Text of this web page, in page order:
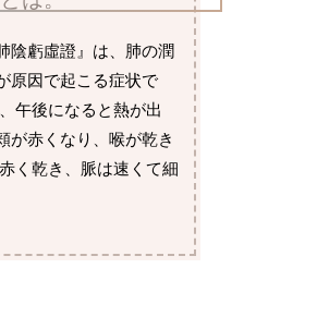
陰虧虛證』は、肺の潤
原因で起こる症状で
午後になると熱が出
が赤くなり、喉が乾き
く乾き、脈は速くて細